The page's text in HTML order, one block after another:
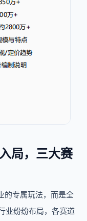
局，三大赛
的专属玩法，而是全
业纷纷布局，各赛道